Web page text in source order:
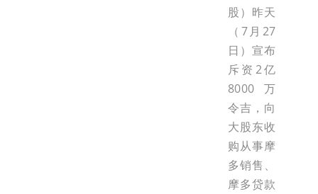
股）昨天
（7月27
日）宣布
斥资2亿
8000万
令吉，向
大股东收
购从事摩
多销售、
摩多贷款